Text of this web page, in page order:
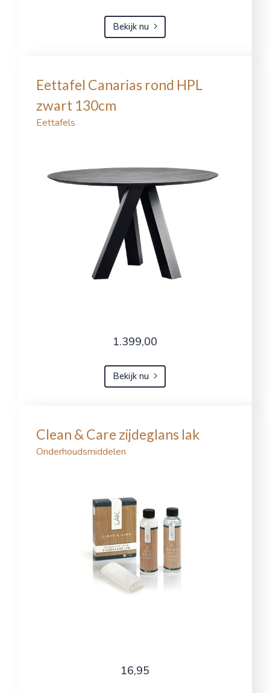
Bekijk nu
Eettafel Canarias rond HPL
zwart 130cm
Eettafels
1.399,00
Bekijk nu
Clean & Care zijdeglans lak
Onderhoudsmiddelen
16,95